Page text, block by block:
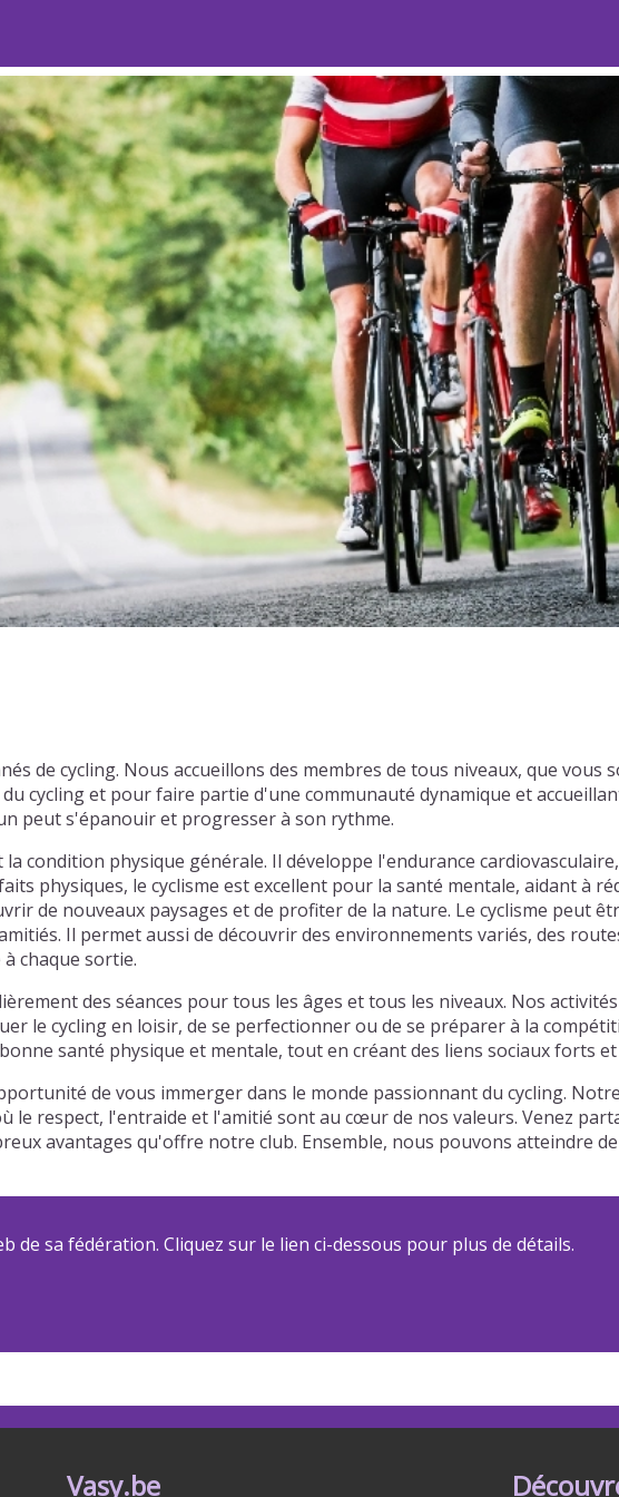
de cycling. Nous accueillons des membres de tous niveaux, que vous
cycling et pour faire partie d'une communauté dynamique et
peut s'épanouir et progresser à son rythme.
condition physique générale. Il développe l'endurance
physiques, le cyclisme est excellent pour la santé mentale, aidant à
de nouveaux paysages et de profiter de la nature. Le cyclisme peut
Il permet aussi de découvrir des environnements variés, des
chaque sortie.
des séances pour tous les âges et tous les niveaux. Nos
le cycling en loisir, de se perfectionner ou de se préparer à la
santé physique et mentale, tout en créant des liens sociaux forts
de vous immerger dans le monde passionnant du cycling.
le respect, l'entraide et l'amitié sont au cœur de nos valeurs. Venez
avantages qu'offre notre club. Ensemble, nous pouvons atteindre
sa fédération. Cliquez sur le lien ci-dessous pour plus de détails.
Vasy.be